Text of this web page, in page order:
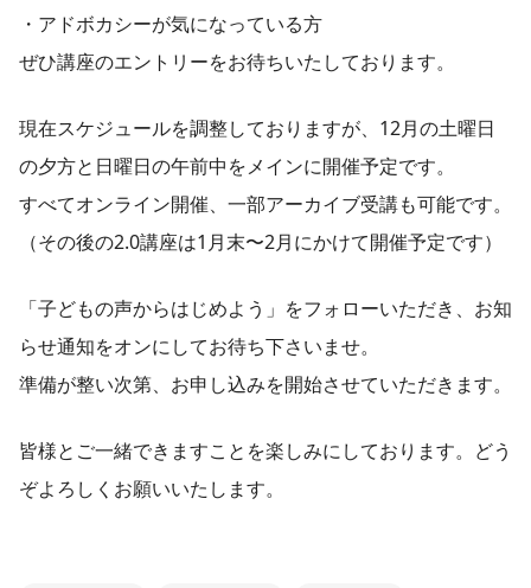
・アドボカシーが気になっている方
ぜひ講座のエントリーをお待ちいたしております。
現在スケジュールを調整しておりますが、12月の土曜日
の夕方と日曜日の午前中をメインに開催予定です。
すべてオンライン開催、一部アーカイブ受講も可能です。
（その後の2.0講座は1月末〜2月にかけて開催予定です）
「子どもの声からはじめよう」をフォローいただき、お知
らせ通知をオンにしてお待ち下さいませ。
準備が整い次第、お申し込みを開始させていただきます。
皆様とご一緒できますことを楽しみにしております。どう
ぞよろしくお願いいたします。